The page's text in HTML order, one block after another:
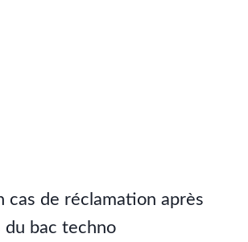
cas de réclamation après
du bac techno